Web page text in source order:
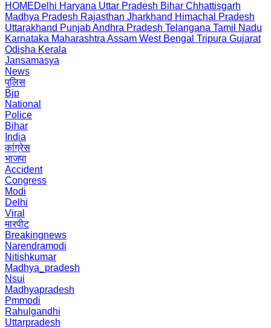
HOMEDelhi Haryana Uttar Pradesh Bihar Chhattisgarh
Madhya Pradesh Rajasthan Jharkhand Himachal Pradesh
Uttarakhand PunjabAndhra Pradesh Telangana Tamil Nadu
Karnataka Maharashtra Assam West Bengal Tripura Gujarat
Odisha Kerala
Jansamasya
News
पुलिस
Bjp
National
Police
Bihar
India
कांग्रेस
भाजपा
Accident
Congress
Modi
Delhi
Viral
मारपीट
Breakingnews
Narendramodi
Nitishkumar
Madhya_pradesh
Nsui
Madhyapradesh
Pmmodi
Rahulgandhi
Uttarpradesh